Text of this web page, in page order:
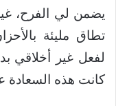
يضمن لي الفرح،
تطاق مليئة
لفعل غير أخلاقي
كانت هذه